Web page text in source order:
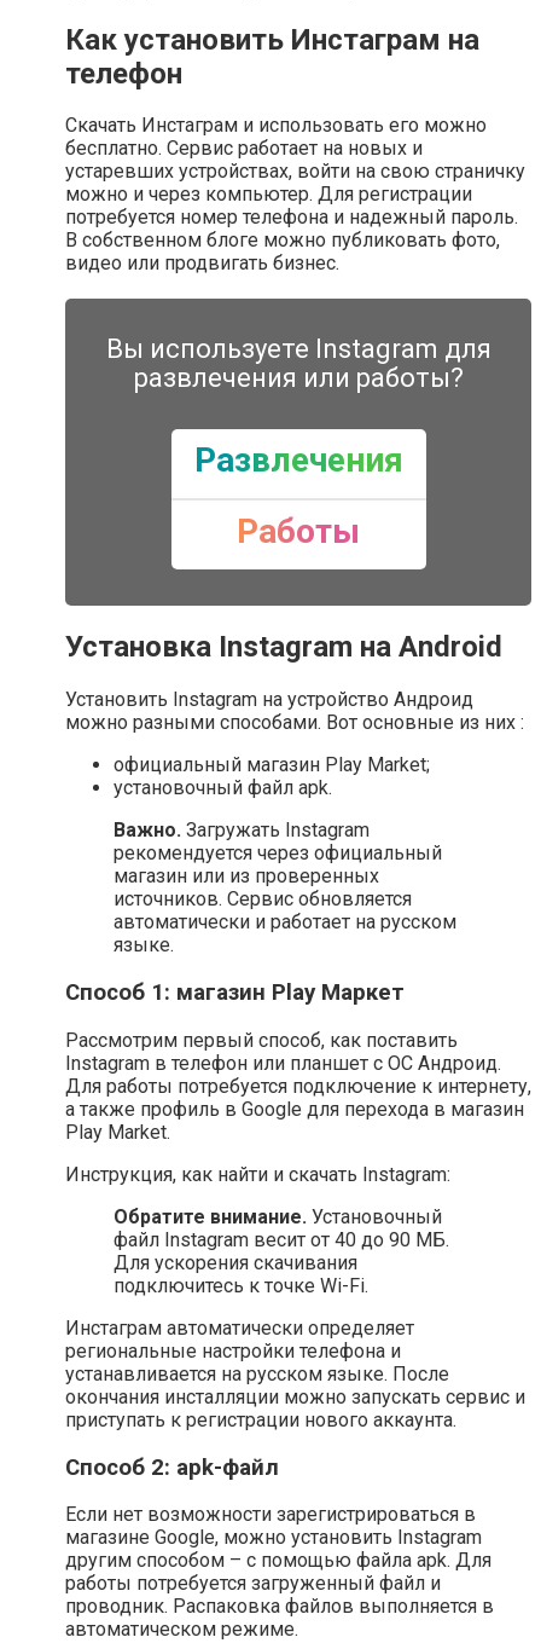
Как установить Инстаграм на
телефон
Скачать Инстаграм и использовать его можно
бесплатно. Сервис работает на новых и
устаревших устройствах, войти на свою страничку
можно и через компьютер. Для регистрации
потребуется номер телефона и надежный пароль.
В собственном блоге можно публиковать фото,
видео или продвигать бизнес.
Вы используете Instagram для
развлечения или работы?
Развлечения
Работы
Установка Instagram на Android
Установить Instagram на устройство Андроид
можно разными способами. Вот основные из них :
официальный магазин Play Market;
установочный файл apk.
Важно. Загружать Instagram
рекомендуется через официальный
магазин или из проверенных
источников. Сервис обновляется
автоматически и работает на русском
языке.
Способ 1: магазин Play Маркет
Рассмотрим первый способ, как поставить
Instagram в телефон или планшет с ОС Андроид.
Для работы потребуется подключение к интернету,
а также профиль в Google для перехода в магазин
Play Market.
Инструкция, как найти и скачать Instagram:
Обратите внимание. Установочный
файл Instagram весит от 40 до 90 МБ.
Для ускорения скачивания
подключитесь к точке Wi-Fi.
Инстаграм автоматически определяет
региональные настройки телефона и
устанавливается на русском языке. После
окончания инсталляции можно запускать сервис и
приступать к регистрации нового аккаунта.
Способ 2: apk-файл
Если нет возможности зарегистрироваться в
магазине Google, можно установить Instagram
другим способом – с помощью файла apk. Для
работы потребуется загруженный файл и
проводник. Распаковка файлов выполняется в
автоматическом режиме.